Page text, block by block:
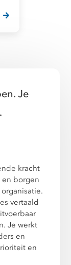
Je
kracht
borgen
vertaald
Je werkt
en
en